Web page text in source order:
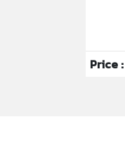
Price